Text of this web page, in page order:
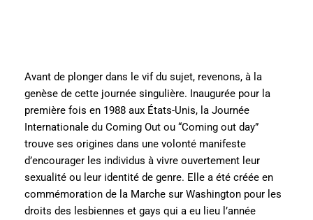
Avant de plonger dans le vif du sujet, revenons, à la
genèse de cette journée singulière. Inaugurée pour la
première fois en 1988 aux États-Unis, la Journée
Internationale du Coming Out ou “Coming out day”
trouve ses origines dans une volonté manifeste
d’encourager les individus à vivre ouvertement leur
sexualité ou leur identité de genre. Elle a été créée en
commémoration de la Marche sur Washington pour les
droits des lesbiennes et gays qui a eu lieu l’année